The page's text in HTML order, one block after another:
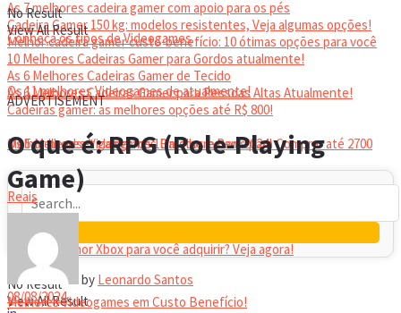
As 7 melhores cadeira gamer com apoio para os pés
Cadeira Gamer 150 kg: modelos resistentes, Veja algumas opções!
Melhor cadeira gamer custo-benefício: 10 ótimas opções para você
10 Melhores Cadeiras Gamer para Gordos atualmente!
As 6 Melhores Cadeiras Gamer de Tecido
As 6 Melhores Cadeiras Gamer para Pessoas Altas Atualmente!
Cadeiras gamer: as melhores opções até R$ 800!
Melhor headset gamer: os 10 melhores em 2024!
No Result
View All Result
Conheça os tipos de Videogames
Os 11 melhores Videogames de atualmente!
Os 5 Melhores Videogames Baratos e Bons para Comprar até 2700
Reais
Qual é o melhor Xbox para você adquirir? Veja agora!
Melhores Videogames em Custo Benefício!
No Result
View All Result
ADVERTISEMENT
O que é: RPG (Role-Playing
Game)
by Leonardo Santos
08/08/2024